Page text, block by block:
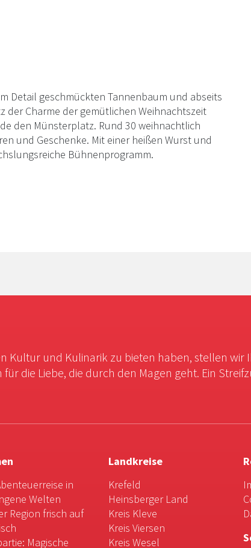
Detail geschmückten Tannenbaum und abseits
Charme der gemütlichen Weihnachtszeit
den Münsterplatz. Rund 30 weihnachtlich
und Geschenke. Mit einer heißen Wurst und
Bühnenprogramm.
Kultur und Kulinarik zu bieten haben, stellen wir
die Liebe, die durch den Magen geht. Ein
in
Welten
Region frisch auf
Magische
Landkreise
Krefeld
Heinsberger Land
Kreis Kleve
Kreis Viersen
Kreis Wesel